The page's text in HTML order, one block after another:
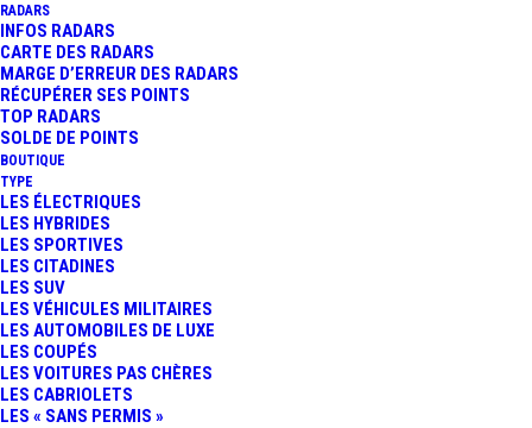
RADARS
INFOS RADARS
CARTE DES RADARS
MARGE D’ERREUR DES RADARS
RÉCUPÉRER SES POINTS
TOP RADARS
SOLDE DE POINTS
BOUTIQUE
TYPE
LES ÉLECTRIQUES
LES HYBRIDES
LES SPORTIVES
LES CITADINES
LES SUV
LES VÉHICULES MILITAIRES
LES AUTOMOBILES DE LUXE
LES COUPÉS
LES VOITURES PAS CHÈRES
LES CABRIOLETS
LES « SANS PERMIS »
5 Minutes